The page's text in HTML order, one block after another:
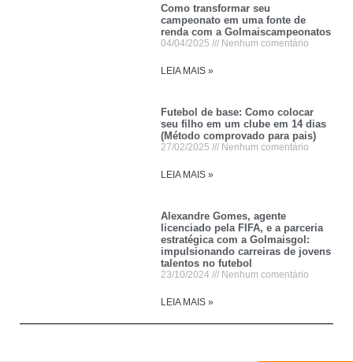
Como transformar seu
campeonato em uma fonte de
renda com a Golmaiscampeonatos
04/04/2025 Nenhum comentário
LEIA MAIS »
Futebol de base: Como colocar
seu filho em um clube em 14 dias
(Método comprovado para pais)
27/02/2025 Nenhum comentário
LEIA MAIS »
Alexandre Gomes, agente
licenciado pela FIFA, e a parceria
estratégica com a Golmaisgol:
impulsionando carreiras de jovens
talentos no futebol
23/10/2024 Nenhum comentário
LEIA MAIS »